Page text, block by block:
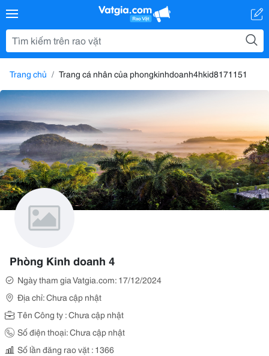
Trang chủ Trang cá nhân của phongkinhdoanh4hkid8171151
Phòng Kinh doanh 4
Ngày tham gia Vatgia.com: 17/12/2024
Địa chỉ: Chưa cập nhật
Tên Công ty : Chưa cập nhật
Số điện thoại: Chưa cập nhật
Số lần đăng rao vặt : 1366